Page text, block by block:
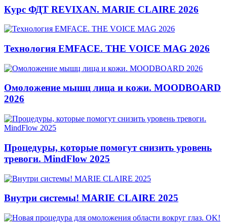
Курс ФДТ REVIXAN. MARIE CLAIRE 2026
Технология EMFACE. THE VOICE MAG 2026
Омоложение мышц лица и кожи. MOODBOARD
2026
Процедуры, которые помогут снизить уровень
тревоги. MindFlow 2025
Внутри системы! MARIE CLAIRE 2025